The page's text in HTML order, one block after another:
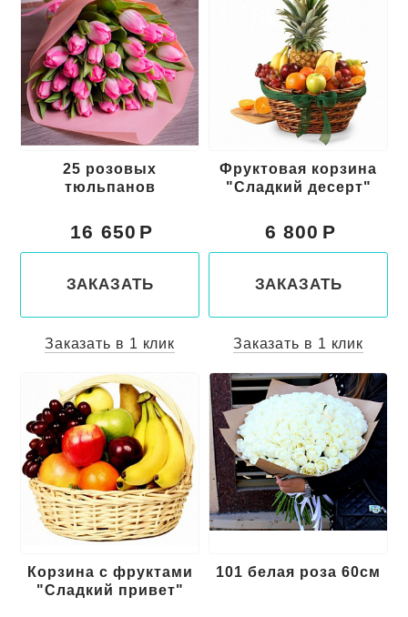
25 розовых
тюльпанов
16 650
ЗАКАЗАТЬ
Заказать в 1 клик
Фруктовая корзина
"Сладкий десерт"
6 800
ЗАКАЗАТЬ
Заказать в 1 клик
Корзина с фруктами
"Сладкий привет"
101 белая роза 60см